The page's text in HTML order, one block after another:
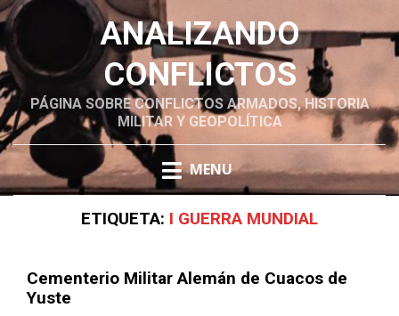
ANALIZANDO
CONFLICTOS
PÁGINA SOBRE CONFLICTOS ARMADOS, HISTORIA
MILITAR Y GEOPOLÍTICA
Skip
to
content
MENU
ETIQUETA: I GUERRA MUNDIAL
Cementerio Militar Alemán de Cuacos de
Yuste